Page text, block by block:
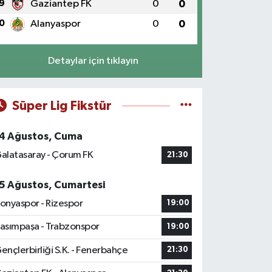
Gaziantep FK 0 0
Alanyaspor 0 0
Detaylar için tıklayın
Süper Lig Fikstür
Ağustos, Cuma
- Çorum FK
21:30
Ağustos, Cumartesi
- Rizespor
19:00
- Trabzonspor 19:00
S.K. - Fenerbahçe 21:30